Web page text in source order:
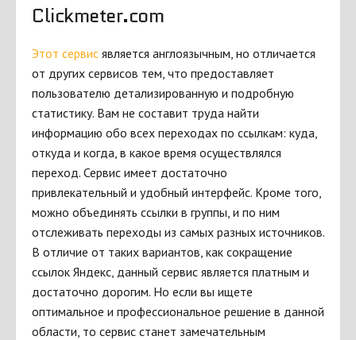
Clickmeter.com
Этот сервис является англоязычным, но отличается
от других сервисов тем, что предоставляет
пользователю детализированную и подробную
статистику. Вам не составит труда найти
информацию обо всех переходах по ссылкам: куда,
откуда и когда, в какое время осуществлялся
переход. Сервис имеет достаточно
привлекательный и удобный интерфейс. Кроме того,
можно объединять ссылки в группы, и по ним
отслеживать переходы из самых разных источников.
В отличие от таких вариантов, как сокращение
ссылок Яндекс, данный сервис является платным и
достаточно дорогим. Но если вы ищете
оптимальное и профессиональное решение в данной
области, то сервис станет замечательным